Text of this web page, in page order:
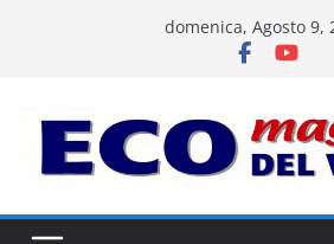
domenica, Agosto 9,